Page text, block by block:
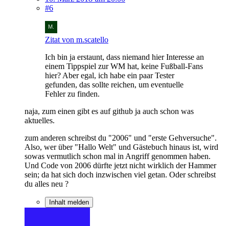
#6
Zitat von m.scatello
Ich bin ja erstaunt, dass niemand hier Interesse an
einem Tippspiel zur WM hat, keine Fußball-Fans
hier? Aber egal, ich habe ein paar Tester
gefunden, das sollte reichen, um eventuelle
Fehler zu finden.
naja, zum einen gibt es auf github ja auch schon was
aktuelles.
zum anderen schreibst du "2006" und "erste Gehversuche".
Also, wer über "Hallo Welt" und Gästebuch hinaus ist, wird
sowas vermutlich schon mal in Angriff genommen haben.
Und Code von 2006 dürfte jetzt nicht wirklich der Hammer
sein; da hat sich doch inzwischen viel getan. Oder schreibst
du alles neu ?
Inhalt melden